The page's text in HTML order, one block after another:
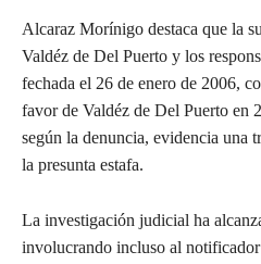
Alcaraz Morínigo destaca que la
Valdéz de Del Puerto y los
fechada el 26 de enero de 2006,
favor de Valdéz de Del Puerto en
según la denuncia, evidencia una
la presunta estafa.
La investigación judicial ha
involucrando incluso al